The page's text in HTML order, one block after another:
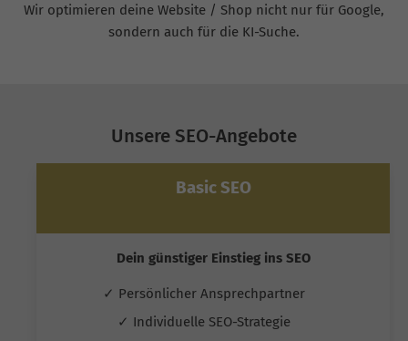
Wir optimieren deine Website / Shop nicht nur für Google,
sondern auch für die KI-Suche.
Unsere SEO-Angebote
Basic SEO
Dein günstiger Einstieg ins SEO
✓ Persönlicher Ansprechpartner
✓ Individuelle SEO-Strategie